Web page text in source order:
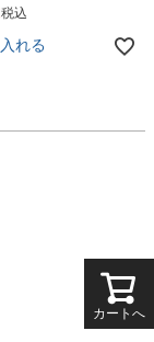
税込
れる
カートへ